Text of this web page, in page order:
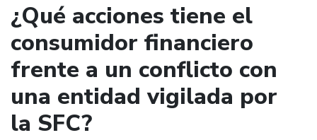
¿Qué acciones tiene el
consumidor financiero
frente a un conflicto con
una entidad vigilada por
la SFC?